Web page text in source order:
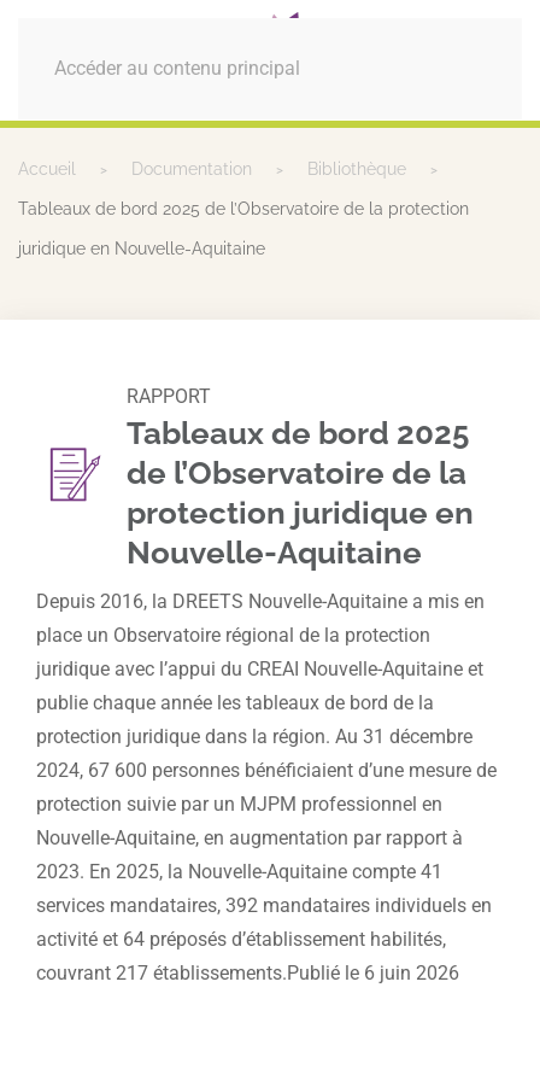
Accéder au contenu principal
MENU
Accueil Documentation Bibliothèque
Tableaux de bord 2025 de l’Observatoire de la protection
juridique en Nouvelle-Aquitaine
RAPPORT
Tableaux de bord 2025
de l’Observatoire de la
protection juridique en
Nouvelle-Aquitaine
Depuis 2016, la DREETS Nouvelle-Aquitaine a mis en
place un Observatoire régional de la protection
juridique avec l’appui du CREAI Nouvelle-Aquitaine et
publie chaque année les tableaux de bord de la
protection juridique dans la région. Au 31 décembre
2024, 67 600 personnes bénéficiaient d’une mesure de
protection suivie par un MJPM professionnel en
Nouvelle-Aquitaine, en augmentation par rapport à
2023. En 2025, la Nouvelle-Aquitaine compte 41
services mandataires, 392 mandataires individuels en
activité et 64 préposés d’établissement habilités,
couvrant 217 établissements.Publié le 6 juin 2026